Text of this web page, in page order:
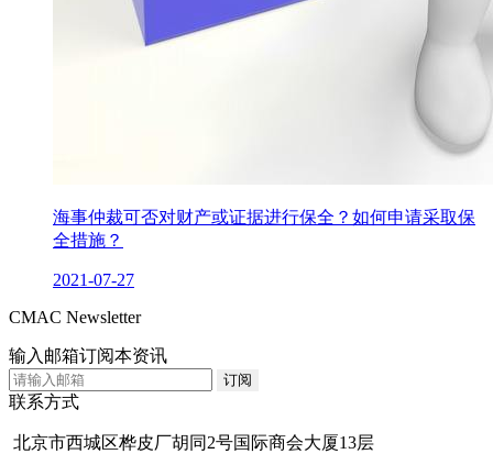
海事仲裁可否对财产或证据进行保全？如何申请采取保
全措施？
2021-07-27
CMAC Newsletter
输入邮箱订阅本资讯
联系方式
北京市西城区桦皮厂胡同2号国际商会大厦13层